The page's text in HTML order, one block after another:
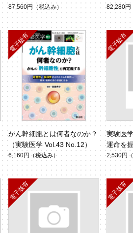
87,560円 （税込み） 82,280円
がん幹細胞とは何者なのか？
（実験医学 Vol.43 No.12）
6,160円 （税込み）
実験医
運命を
タート
掟と現
2,530円